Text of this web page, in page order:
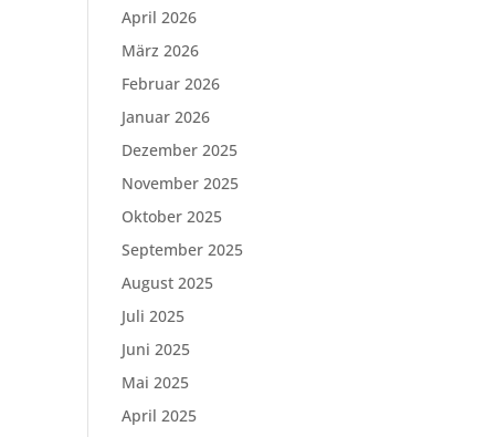
April 2026
März 2026
Februar 2026
Januar 2026
Dezember 2025
November 2025
Oktober 2025
September 2025
August 2025
Juli 2025
Juni 2025
Mai 2025
April 2025